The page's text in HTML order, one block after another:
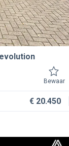
Bewaar
€ 20.450